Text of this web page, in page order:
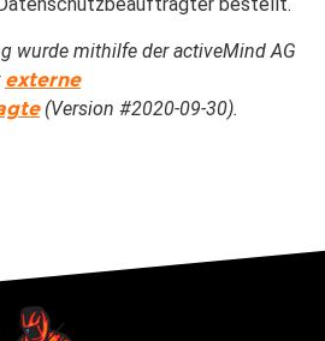
bestellt.
wurde mithilfe der activeMind AG
externe
(Version #2020-09-30).